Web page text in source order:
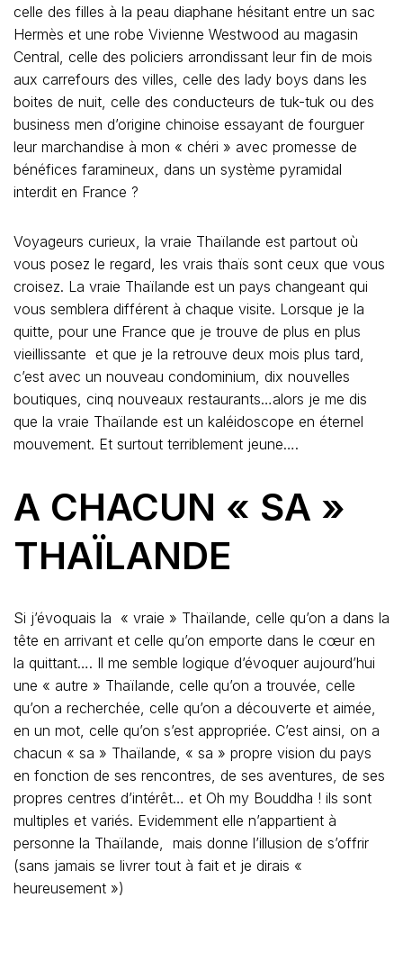
celle des filles à la peau diaphane hésitant entre un sac
Hermès et une robe Vivienne Westwood au magasin
Central, celle des policiers arrondissant leur fin de mois
aux carrefours des villes, celle des lady boys dans les
boites de nuit, celle des conducteurs de tuk-tuk ou des
business men d’origine chinoise essayant de fourguer
leur marchandise à mon « chéri » avec promesse de
bénéfices faramineux, dans un système pyramidal
interdit en France ?
Voyageurs curieux, la vraie Thaïlande est partout où
vous posez le regard, les vrais thaïs sont ceux que vous
croisez. La vraie Thaïlande est un pays changeant qui
vous semblera différent à chaque visite. Lorsque je la
quitte, pour une France que je trouve de plus en plus
vieillissante et que je la retrouve deux mois plus tard,
c’est avec un nouveau condominium, dix nouvelles
boutiques, cinq nouveaux restaurants…alors je me dis
que la vraie Thaïlande est un kaléidoscope en éternel
mouvement. Et surtout terriblement jeune….
A CHACUN « SA »
THAÏLANDE
Si j’évoquais la « vraie » Thaïlande, celle qu’on a dans la
tête en arrivant et celle qu’on emporte dans le cœur en
la quittant…. Il me semble logique d’évoquer aujourd’hui
une « autre » Thaïlande, celle qu’on a trouvée, celle
qu’on a recherchée, celle qu’on a découverte et aimée,
en un mot, celle qu’on s’est appropriée. C’est ainsi, on a
chacun « sa » Thaïlande, « sa » propre vision du pays
en fonction de ses rencontres, de ses aventures, de ses
propres centres d’intérêt… et Oh my Bouddha ! ils sont
multiples et variés. Evidemment elle n’appartient à
personne la Thaïlande, mais donne l’illusion de s’offrir
(sans jamais se livrer tout à fait et je dirais «
heureusement »)